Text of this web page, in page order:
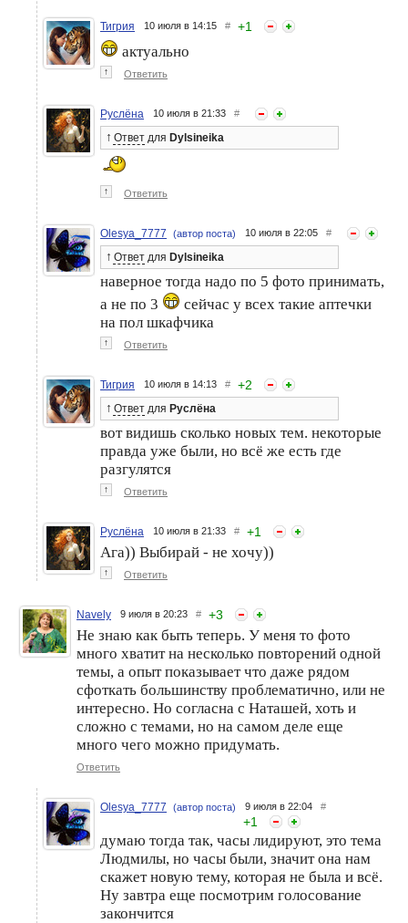
Тигрия 10 июля в 14:15 # +1
актуально
↑ Ответить
Руслёна 10 июля в 21:33 #
↑ Ответ для Dylsineika
↑ Ответить
Olesya_7777 (автор поста) 10 июля в 22:05 #
↑ Ответ для Dylsineika
наверное тогда надо по 5 фото принимать,
а не по 3
сейчас у всех такие аптечки
на пол шкафчика
↑ Ответить
Тигрия 10 июля в 14:13 # +2
↑ Ответ для Руслёна
вот видишь сколько новых тем. некоторые
правда уже были, но всё же есть где
разгулятся
↑ Ответить
Руслёна 10 июля в 21:33 # +1
Ага)) Выбирай - не хочу))
↑ Ответить
Navely 9 июля в 20:23 # +3
Не знаю как быть теперь. У меня то фото
много хватит на несколько повторений одной
темы, а опыт показывает что даже рядом
сфоткать большинству проблематично, или не
интересно. Но согласна с Наташей, хоть и
сложно с темами, но на самом деле еще
много чего можно придумать.
Ответить
Olesya_7777 (автор поста) 9 июля в 22:04 #
+1
думаю тогда так, часы лидируют, это тема
Людмилы, но часы были, значит она нам
скажет новую тему, которая не была и всё.
Ну завтра еще посмотрим голосование
закончится